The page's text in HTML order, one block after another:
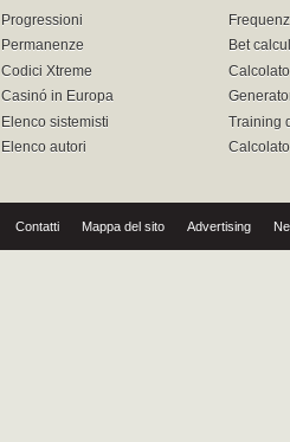
Progressioni
Permanenze
Codici Xtreme
Casinó in Europa
Elenco sistemisti
Elenco autori
Bet
Training
Contatti Mappa del sito Advertising